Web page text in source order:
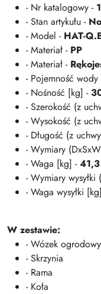
- Nr katalogowy -
- Stan artykułu -
- Model - HAT-
- Materiał - PP
- Materiał -
- Pojemność
- Nośność [kg] -
- Szerokość (z
- Wysokość (z
- Długość (z
- Wymiary
- Waga [kg] -41,3
- Wymiary
- Waga wysyłki
W zestawie:
- Wózek ogrodowy
- Skrzynia
- Rama
- Koła